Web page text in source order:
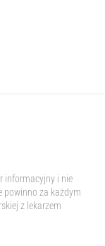
informacyjny i nie
powinno za każdym
z lekarzem